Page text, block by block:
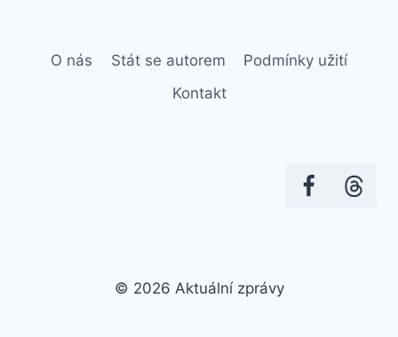
O nás Stát se autorem
Podmínky užití
Kontakt
© 2026 Aktuální zprávy